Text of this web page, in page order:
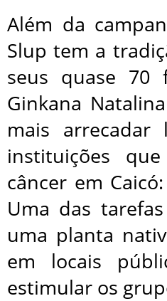
Além da
Slup tem a
seus quase 70
Ginkana
mais
instituições
câncer em
Uma das
uma planta
em locais
estimular os